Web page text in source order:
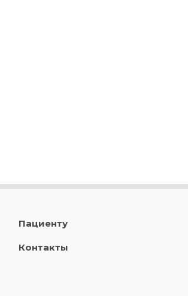
Пациенту
Контакты